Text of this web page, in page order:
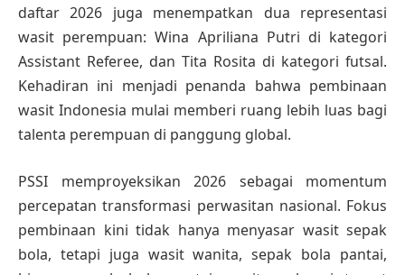
daftar 2026 juga menempatkan dua representasi
wasit perempuan: Wina Apriliana Putri di kategori
Assistant Referee, dan Tita Rosita di kategori futsal.
Kehadiran ini menjadi penanda bahwa pembinaan
wasit Indonesia mulai memberi ruang lebih luas bagi
talenta perempuan di panggung global.
PSSI memproyeksikan 2026 sebagai momentum
percepatan transformasi perwasitan nasional. Fokus
pembinaan kini tidak hanya menyasar wasit sepak
bola, tetapi juga wasit wanita, sepak bola pantai,